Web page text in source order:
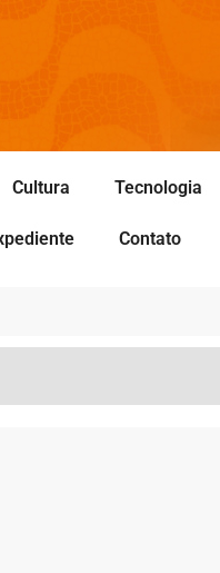
Cultura Tecnologia
Contato